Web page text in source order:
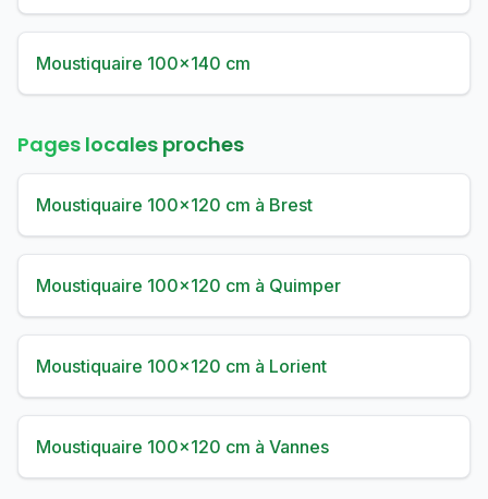
Moustiquaire 100×140 cm
Pages locales proches
Moustiquaire 100×120 cm à Brest
Moustiquaire 100×120 cm à Quimper
Moustiquaire 100×120 cm à Lorient
Moustiquaire 100×120 cm à Vannes